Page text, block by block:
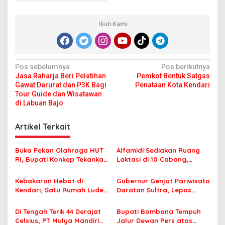
Ikuti Kami
N
a
v
i
g
a
s
i
p
o
s
Pos sebelumnya
Jasa Raharja Beri Pelatihan
Gawat Darurat dan P3K Bagi
Tour Guide dan Wisatawan
di Labuan Bajo
Pos berikutnya
Pemkot Bentuk Satgas
Penataan Kota Kendari
Artikel Terkait
Buka Pekan Olahraga HUT
RI, Bupati Konkep Tekankan
Tantangan Pembangunan
Alfamidi Sediakan Ruang
Laktasi di 10 Cabang,
ASI Eksklusif
Kebakaran Hebat di
Kendari, Satu Rumah Ludes
Gubernur Genjot Pariwisata
Daratan Sultra, Lepas
Tiga Kabupaten Unggulan
Di Tengah Terik 44 Derajat
Celsius, PT Mulya Mandiri
Bupati Bombana Tempuh
Jalur Dewan Pers atas